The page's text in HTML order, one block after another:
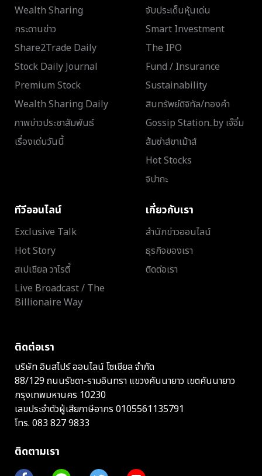
Wealth Sharing
กระดานข่าว
Share2Trade Daily
Stock Daily Journal
Premium Stock
Wealth Sharing Daily
ภาพข่าวประชาสัมพันธ์
เรื่องเด่นวันนี้
จับประเด็นหุ้นเด่น
Smart Investment
The IPO
Fund / Insurance
Sustainability
สินทรัพย์ดิจิทัล/ทองคำ
Gossip Station..by เจ๊จิ๋ม
ส้มซ่าส์ขาเม้าส์
Hot Stocks
จิปาถะ
ทีวีออนไลน์
Exclusive Talk
Hot Story
สเปเชียล วาไรตี้
Live Broadcast / The
Billionaire Way
เกี่ยวกับเรา
สำนักข่าวออนไลน์
ธุรกิจของเรา
ติดต่อเรา
ติดต่อเรา
บริษัท อินสไปร์ ออนไลน์ โซเชียล จำกัด
88/129 ถนนรัชดา-รามอินทรา แขวงคันนายาว เขตคันนายาว
กรุงเทพมหานคร 10230
เลขประจำตัวผู้เสียภาษีอากร 0105561135791
โทร. 083 827 9833
ติดตามเรา